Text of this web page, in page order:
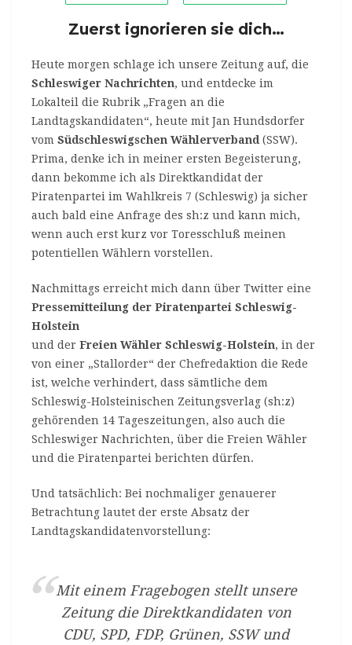
Zuerst ignorieren sie dich…
Heute morgen schlage ich unsere Zeitung auf, die
Schleswiger Nachrichten, und entdecke im
Lokalteil die Rubrik „Fragen an die
Landtagskandidaten“, heute mit Jan Hundsdorfer
vom Südschleswigschen Wählerverband (SSW).
Prima, denke ich in meiner ersten Begeisterung,
dann bekomme ich als Direktkandidat der
Piratenpartei im Wahlkreis 7 (Schleswig) ja sicher
auch bald eine Anfrage des sh:z und kann mich,
wenn auch erst kurz vor Toresschluß meinen
potentiellen Wählern vorstellen.
Nachmittags erreicht mich dann über Twitter eine
Pressemitteilung der Piratenpartei Schleswig-
Holstein
und der Freien Wähler Schleswig-Holstein, in der
von einer „Stallorder“ der Chefredaktion die Rede
ist, welche verhindert, dass sämtliche dem
Schleswig-Holsteinischen Zeitungsverlag (sh:z)
gehörenden 14 Tageszeitungen, also auch die
Schleswiger Nachrichten, über die Freien Wähler
und die Piratenpartei berichten dürfen.
Und tatsächlich: Bei nochmaliger genauerer
Betrachtung lautet der erste Absatz der
Landtagskandidatenvorstellung:
Mit einem Fragebogen stellt unsere
Zeitung die Direktkandidaten von
CDU, SPD, FDP, Grünen, SSW und